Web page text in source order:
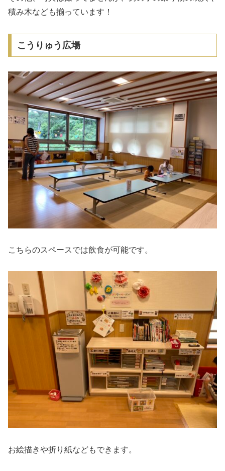
積み木なども揃っています！
こうりゅう広場
こちらのスペースでは飲食が可能です。
お絵描きや折り紙などもできます。